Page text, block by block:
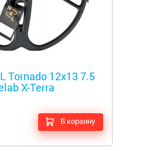
Tornado 12x13 7.5
X-Terra
В корзину